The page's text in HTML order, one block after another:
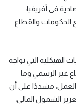
في أفريقيا،
الحكومات والقطاع
الهيكلية التي تواجه
غير الرسمي وما
مشددًا على أن
الشمول المالي،